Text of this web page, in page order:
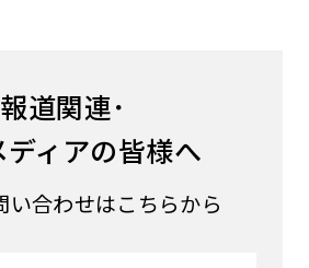
報道関連･
ディアの皆様へ
い合わせはこちらから